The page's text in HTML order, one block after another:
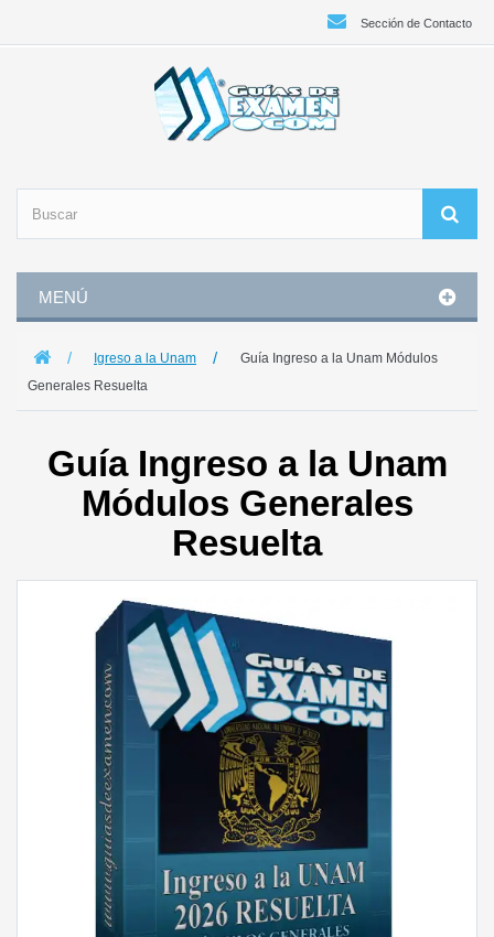
Sección de Contacto
MENÚ
Igreso a la Unam
Guía Ingreso a la Unam Módulos
Generales Resuelta
Guía Ingreso a la Unam
Módulos Generales
Resuelta